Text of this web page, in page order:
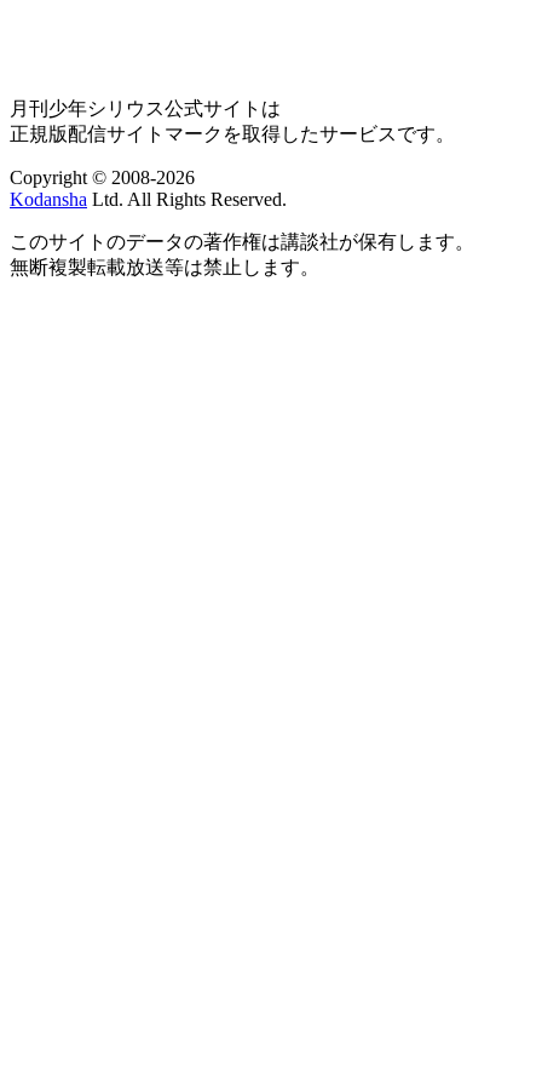
月刊少年シリウス公式サイトは
正規版配信サイトマークを取得したサービスです。
Copyright © 2008-2026
Kodansha Ltd. All Rights Reserved.
このサイトのデータの著作権は講談社が保有します。
無断複製転載放送等は禁止します。